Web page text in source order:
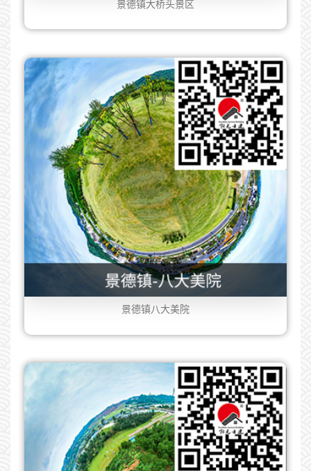
景德镇大桥头景区
景德镇八大美院